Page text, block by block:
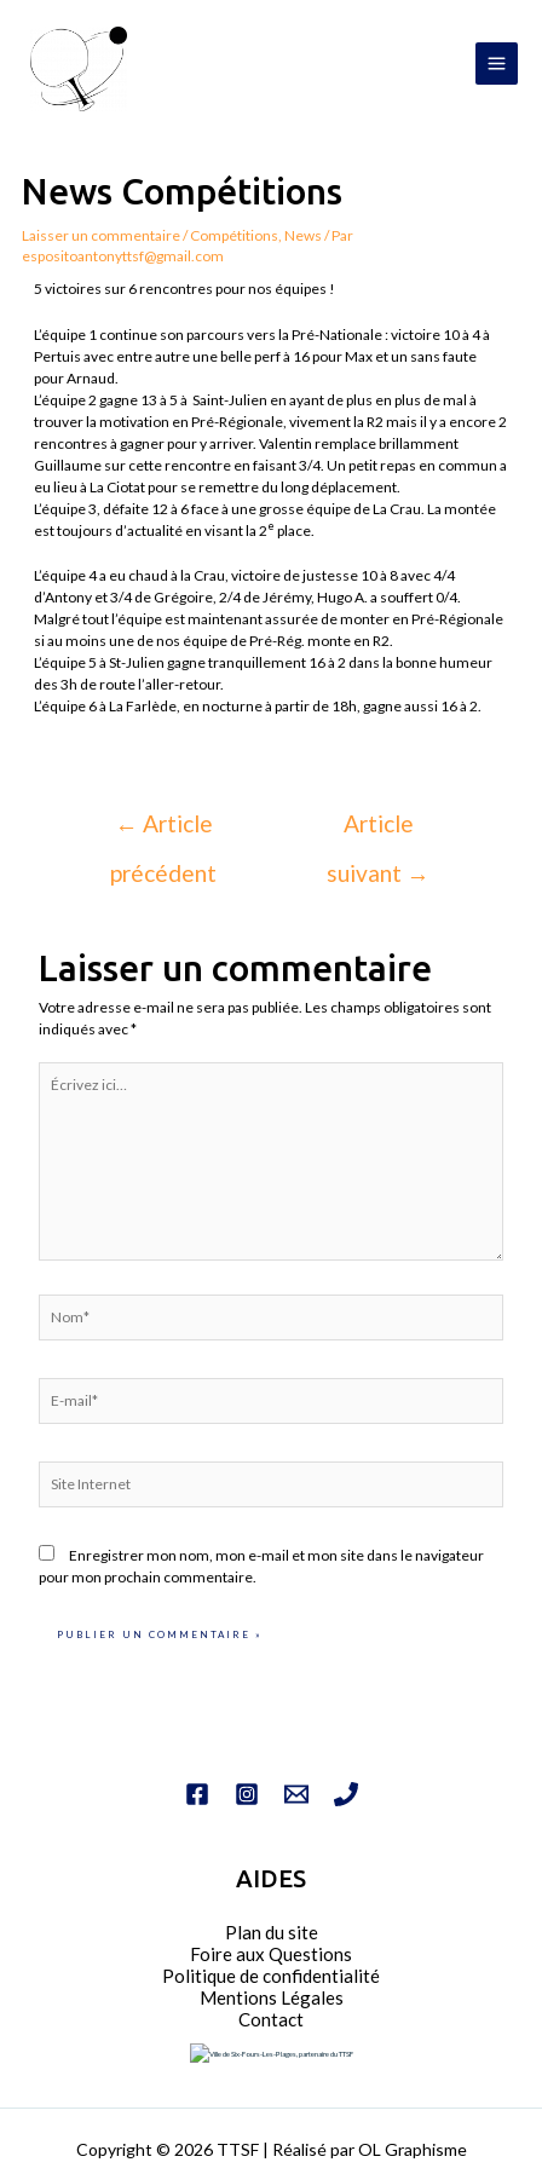
contenu
News Compétitions
Laisser un commentaire/Compétitions,News / Par
espositoantonyttsf@gmail.com
5 victoires sur 6 rencontres pour nos équipes !
L’équipe 1 continue son parcours vers la Pré-Nationale : victoire 10 à 4 à
Pertuis avec entre autre une belle perf à 16 pour Max et un sans faute
pour Arnaud.
L’équipe 2 gagne 13 à 5 à Saint-Julien en ayant de plus en plus de mal à
trouver la motivation en Pré-Régionale, vivement la R2 mais il y a encore 2
rencontres à gagner pour y arriver. Valentin remplace brillamment
Guillaume sur cette rencontre en faisant 3/4. Un petit repas en commun a
eu lieu à La Ciotat pour se remettre du long déplacement.
L’équipe 3, défaite 12 à 6 face à une grosse équipe de La Crau. La montée
est toujours d’actualité en visant la 2e place.
L’équipe 4 a eu chaud à la Crau, victoire de justesse 10 à 8 avec 4/4
d’Antony et 3/4 de Grégoire, 2/4 de Jérémy, Hugo A. a souffert 0/4.
Malgré tout l’équipe est maintenant assurée de monter en Pré-Régionale
si au moins une de nos équipe de Pré-Rég. monte en R2.
L’équipe 5 à St-Julien gagne tranquillement 16 à 2 dans la bonne humeur
des 3h de route l’aller-retour.
L’équipe 6 à La Farlède, en nocturne à partir de 18h, gagne aussi 16 à 2.
← Article
précédent
Article
suivant →
Laisser un commentaire
Votre adresse e-mail ne sera pas publiée. Les champs obligatoires sont
indiqués avec*
ici…
mail*
Internet
Enregistrer mon nom, mon e-mail et mon site dans le navigateur
pour mon prochain commentaire.
AIDES
Plan du site
Foire aux Questions
Politique de confidentialité
Mentions Légales
Contact
Copyright © 2026 TTSF | Réalisé par OL Graphisme